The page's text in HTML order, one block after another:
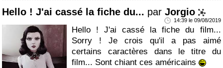
Hello ! J'ai cassé la fiche du... parJorgio
14:39 le 09/08/2019
Hello ! J'ai cassé la fiche du film...
Sorry ! Je crois qu'il a pas aimé
certains caractères dans le titre du
film... Sont chiant ces américains